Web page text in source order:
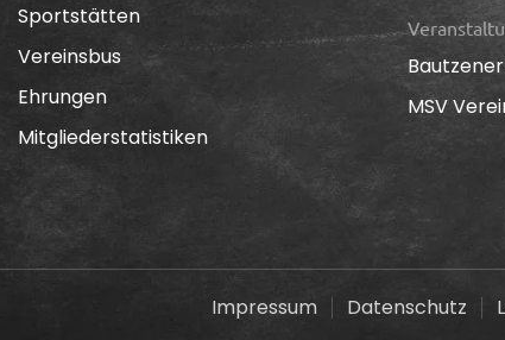
Sportstätten
Vereinsbus
Ehrungen
Mitgliederstatistiken
MSV
Impressum Datenschutz